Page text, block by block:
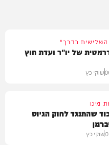
בדרך"
של יו"ר ועדת חוץ
שוקי כץ
מינו
שהתנגד לחוק הגיוס
שוקי כץ